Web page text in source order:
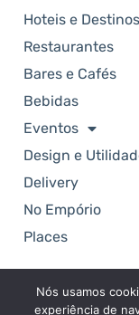
Hoteis e Destinos
Restaurantes
Bares e Cafés
Bebidas
Eventos
Design e
Delivery
No Empório
Places
Copyright ©
Nós usamos
experiência de